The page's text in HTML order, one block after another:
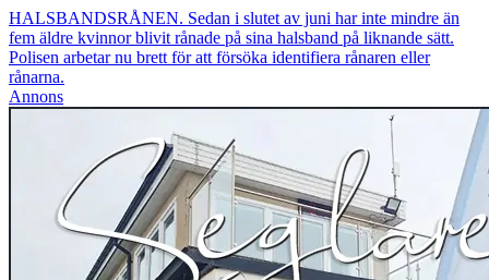
HALSBANDSRÅNEN. Sedan i slutet av juni har inte mindre än
fem äldre kvinnor blivit rånade på sina halsband på liknande sätt.
Polisen arbetar nu brett för att försöka identifiera rånaren eller
rånarna.
Annons